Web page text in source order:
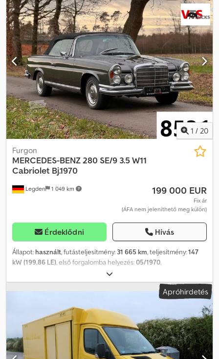
emelőhátfal, fedélzeti számítógép, kipörgésgátló, központi zár,
légkondicionálás, tempomat, utánfutó vonófej, = További
opciók és tartozékok = - Klímavezérlés - Központi kenés -
Napellenző Dwsdpfx Aljxzgqce Dea = További információk =
Motorteljesítmény: 5.133 cc Bruttó tömeg: 5.440 kg Hasznos teher:
2.050 kg TELJES ÖSSZTÖMEG: 7.490 kg Hátsó ajtó: 1170 kg
Tulajdonosok száma: 1 Eladási ár: € 13.100, US$ 14.920
1 / 20
Legden 1 049 km
Furgon
MERCEDES-BENZ280 SE/9 3.5 W11
Cabriolet Bj.1970
199 000 EUR
Fix ár
(ÁFA nem jeleníthető meg külön)
Érdeklődni Hívás
Állapot: használt, futásteljesítmény: 31 665 km, teljesítmény:147
kW (199,86 LE), első forgalomba helyezés:05/1970,
, következő vizsga (TÜV):
szürke, hajtástípus:automata, * Kupé kabrióvá átépítve a
Hofmann, Aarbergen cég által * 4-fokozatú automata váltó * Bőr
járműszám: 8531----Az elírás és közbenső értékesítés jogát
fenntartjuk. WhatsApp-támogatás elérhető! Ha kérdése van a
járművel kapcsolatban, vagy további információra van szüksége,
keressen minket kényelmesen WhatsApp-on. Djdpfevht D Hex Al
Djwa WhatsApp WhatsApp
Apróhirdetés